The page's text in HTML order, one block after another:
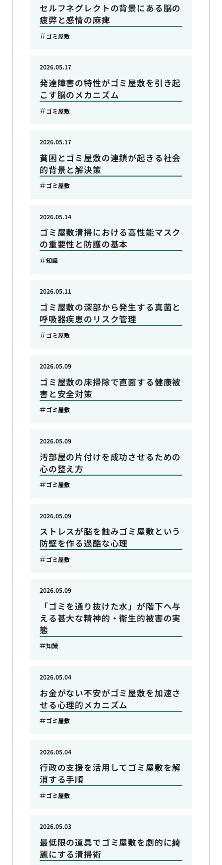
セルフネグレクトの背景にある脳の
疲弊と感情の麻痺
ゴミ屋敷
発達障害の特性がゴミ屋敷を引き起
こす脳のメカニズム
2026.05.17
ゴミ屋敷
貧困とゴミ屋敷の連鎖が起きる社会
的背景と解決策
2026.05.17
ゴミ屋敷
ゴミ屋敷清掃における高性能マスク
の重要性と防護の基本
2026.05.14
知識
ゴミ屋敷の深部から発生する真菌と
呼吸器疾患のリスク管理
2026.05.11
ゴミ屋敷
ゴミ屋敷の床掃除で直面する健康被
害と安全対策
2026.05.09
ゴミ屋敷
汚部屋の片付けを成功させるための
心の整え方
2026.05.09
ゴミ屋敷
ストレスが脳を蝕みゴミ屋敷という
防壁を作る過酷な心理
2026.05.09
ゴミ屋敷
「ゴミを通り抜けた水」が階下へ与
える甚大な精神的・衛生的被害の実
態
2026.05.09
知識
お金がない不安がゴミ屋敷を加速さ
せる心理的メカニズム
2026.05.04
ゴミ屋敷
行政の支援を活用してゴミ屋敷を解
消する手順
2026.05.04
ゴミ屋敷
最低限の道具でゴミ屋敷を劇的に綺
麗にする清掃術
2026.05.03